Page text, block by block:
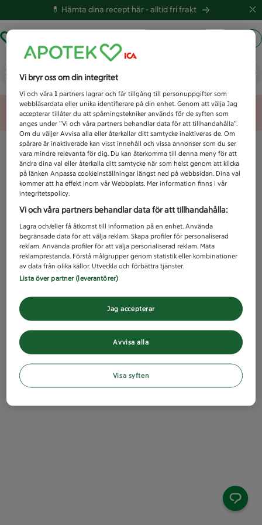
💊 Hämta dina recept här -alltid fri frakt
Vad letar du efter idag?
Unknown error
Vi bryr oss om din integritet
Vi och våra1 partners lagrar och får tillgång till personuppgifter som
webbläsardata eller unika identifierare på din enhet. Genom att välja Jag
accepterar tillåter du att spårningstekniker används för de syften som
anges under ”Vi och våra partners behandlar data för att tillhandahålla”.
Om du väljer Avvisa alla eller återkallar ditt samtycke inaktiveras de. Om
spårare är inaktiverade kan visst innehåll och vissa annonser som du ser
vara mindre relevanta för dig. Du kan återkomma till denna meny för att
ändra dina val eller återkalla ditt samtycke när som helst genom att klicka
på länken Anpassa cookieinställningar längst ned på webbsidan. Dina val
kommer att ha effekt inom vår Webbplats. Mer information finns i vår
integritetspolicy.
Vi och våra partners behandlar data för att tillhandahålla:
Lagra och/eller få åtkomst till information på en enhet. Använda
begränsade data för att välja reklam. Skapa profiler för personaliserad
reklam. Använda profiler för att välja personaliserad reklam. Mäta
reklamprestanda. Förstå målgrupper genom statistik eller kombinationer
av data från olika källor. Utveckla och förbättra tjänster.
Lista över partner (leverantörer)
Avvisa alla
Jag accepterar
Visa syften